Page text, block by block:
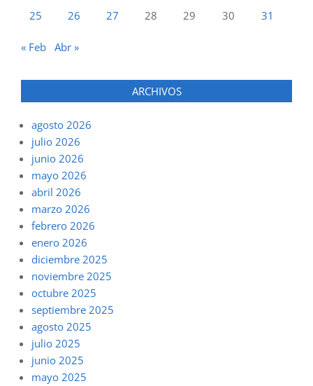
25
26 27 28 29 30 31
« Feb Abr »
ARCHIVOS
agosto 2026
julio 2026
junio 2026
mayo 2026
abril 2026
marzo 2026
febrero 2026
enero 2026
diciembre 2025
noviembre 2025
octubre 2025
septiembre 2025
agosto 2025
julio 2025
junio 2025
mayo 2025